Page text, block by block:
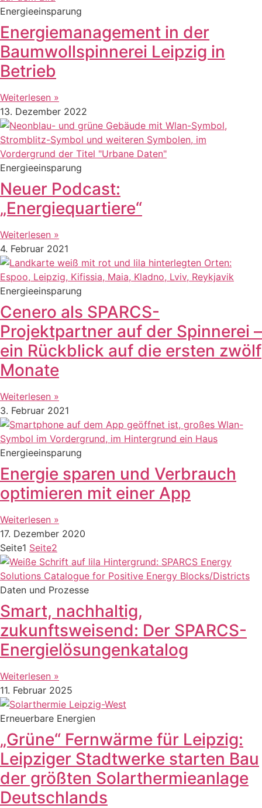
Energieeinsparung
Energiemanagement in der
Baumwollspinnerei Leipzig in
Betrieb
Weiterlesen »
13. Dezember 2022
Energieeinsparung
Neuer Podcast:
„Energiequartiere“
Weiterlesen »
4. Februar 2021
Energieeinsparung
Cenero als SPARCS-
Projektpartner auf der Spinnerei –
ein Rückblick auf die ersten zwölf
Monate
Weiterlesen »
3. Februar 2021
Energieeinsparung
Energie sparen und Verbrauch
optimieren mit einer App
Weiterlesen »
17. Dezember 2020
Seite1 Seite2
Daten und Prozesse
Smart, nachhaltig,
zukunftsweisend: Der SPARCS-
Energielösungenkatalog
Weiterlesen »
11. Februar 2025
Erneuerbare Energien
„Grüne“ Fernwärme für Leipzig:
Leipziger Stadtwerke starten Bau
der größten Solarthermieanlage
Deutschlands